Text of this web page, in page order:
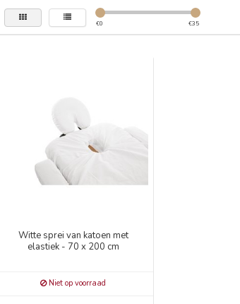
€0 €35
Witte sprei van katoen met
elastiek - 70 x 200 cm
Niet op voorraad